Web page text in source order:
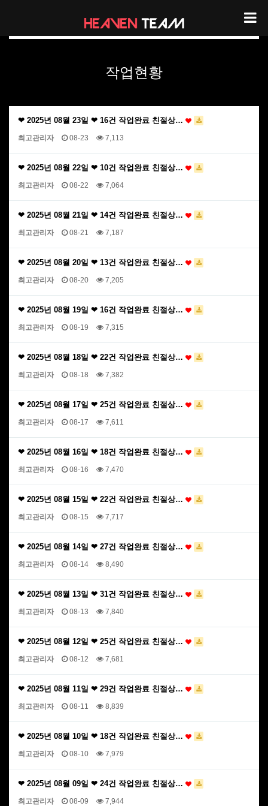
헤븐팀 작업현황
작업현황
❤ 2025년 08월 23일 ❤ 16건 작업완료 친절상…
최고관리자 08-23 7,113
❤ 2025년 08월 22일 ❤ 10건 작업완료 친절상…
최고관리자 08-22 7,064
❤ 2025년 08월 21일 ❤ 14건 작업완료 친절상…
최고관리자 08-21 7,187
❤ 2025년 08월 20일 ❤ 13건 작업완료 친절상…
최고관리자 08-20 7,205
❤ 2025년 08월 19일 ❤ 16건 작업완료 친절상…
최고관리자 08-19 7,315
❤ 2025년 08월 18일 ❤ 22건 작업완료 친절상…
최고관리자 08-18 7,382
❤ 2025년 08월 17일 ❤ 25건 작업완료 친절상…
최고관리자 08-17 7,611
❤ 2025년 08월 16일 ❤ 18건 작업완료 친절상…
최고관리자 08-16 7,470
❤ 2025년 08월 15일 ❤ 22건 작업완료 친절상…
최고관리자 08-15 7,717
❤ 2025년 08월 14일 ❤ 27건 작업완료 친절상…
최고관리자 08-14 8,490
❤ 2025년 08월 13일 ❤ 31건 작업완료 친절상…
최고관리자 08-13 7,840
❤ 2025년 08월 12일 ❤ 25건 작업완료 친절상…
최고관리자 08-12 7,681
❤ 2025년 08월 11일 ❤ 29건 작업완료 친절상…
최고관리자 08-11 8,839
❤ 2025년 08월 10일 ❤ 18건 작업완료 친절상…
최고관리자 08-10 7,979
❤ 2025년 08월 09일 ❤ 24건 작업완료 친절상…
최고관리자 08-09 7,944